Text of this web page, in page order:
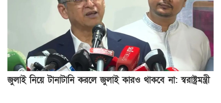
জুলাই নিয়ে টানাটানি করলে জুলাই কারও থাকবে না: স্বরাষ্ট্রমন্ত্রী